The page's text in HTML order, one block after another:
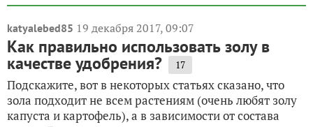
katyalebed85 19 декабря 2017, 09:07
Как правильно использовать золу в
качестве удобрения? 17
Подскажите, вот в некоторых статьях сказано, что
зола подходит не всем растениям (очень любят золу
капуста и картофель), а в зависимости от состава